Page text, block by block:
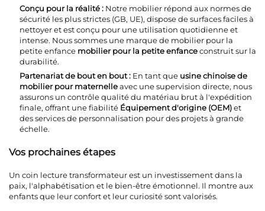
Conçu pour la réalité : Notre mobilier répond aux normes de
sécurité les plus strictes (GB, UE), dispose de surfaces faciles à
nettoyer et est conçu pour une utilisation quotidienne et
intense. Nous sommes une marque de mobilier pour la
petite enfance mobilier pour la petite enfanceconstruit sur la
durabilité.
Partenariat de bout en bout : En tant que usine chinoise de
mobilier pour maternelleavec une supervision directe, nous
assurons un contrôle qualité du matériau brut à l'expédition
finale, offrant une fiabilité Équipement d'origine (OEM)et
des services de personnalisation pour des projets à grande
échelle.
Vos prochaines étapes
Un coin lecture transformateur est un investissement dans la
paix, l'alphabétisation et le bien-être émotionnel. Il montre aux
enfants que leur confort et leur curiosité sont valorisés.